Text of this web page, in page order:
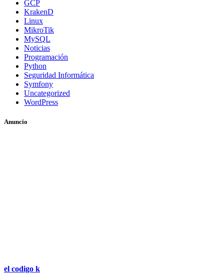
GCP
KrakenD
Linux
MikroTik
MySQL
Noticias
Programación
Python
Seguridad Informática
Symfony
Uncategorized
WordPress
Anuncio
el codigo k